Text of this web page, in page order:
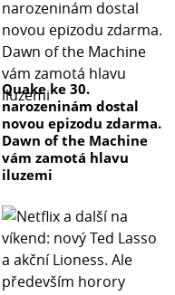
Quake ke 30.
narozeninám dostal
novou epizodu zdarma.
Dawn of the Machine
vám zamotá hlavu
iluzemi